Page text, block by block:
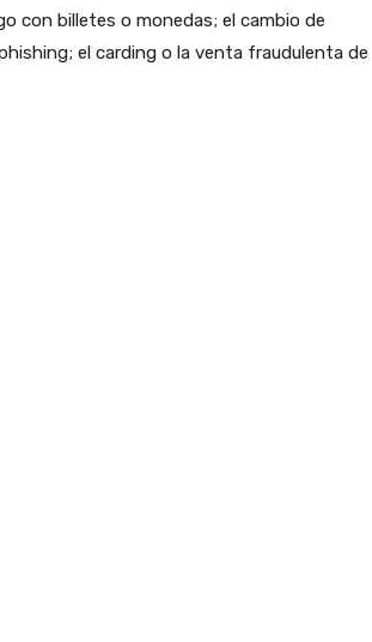
con billetes o monedas; el cambio de
el carding o la venta fraudulenta de